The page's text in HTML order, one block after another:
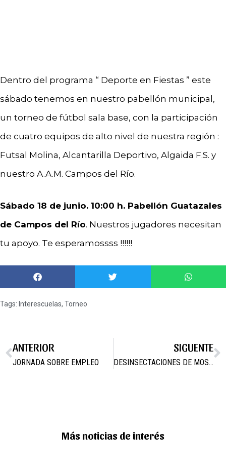
Dentro del programa “ Deporte en Fiestas ” este
sábado tenemos en nuestro pabellón municipal,
un torneo de fútbol sala base, con la participación
de cuatro equipos de alto nivel de nuestra región :
Futsal Molina, Alcantarilla Deportivo, Algaida F.S. y
nuestro A.A.M. Campos del Río.
Sábado 18 de junio. 10:00 h. Pabellón Guatazales
de Campos del Río. Nuestros jugadores necesitan
tu apoyo. Te esperamossss !!!!!!
Tags: Interescuelas, Torneo
ANTERIOR
JORNADA SOBRE EMPLEO
SIGUENTE
DESINSECTACIONES DE MOSQUITOS Y CUCARACHAS PARA EVITAR PLAGAS
Más noticias de interés